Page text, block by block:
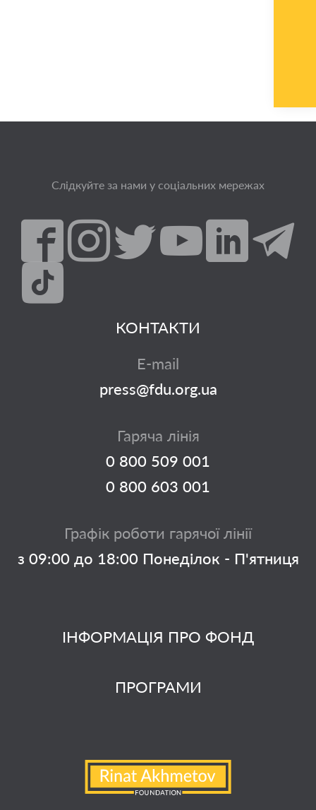
Слідкуйте за нами у соціальних мережах
ІНФОРМАЦІЯ ПРО ФОНД
ПРОГРАМИ
КОНТАКТИ
E-mail
press@fdu.org.ua
Гаряча лінія
0 800 509 001
0 800 603 001
Графік роботи гарячої лінії
з 09:00 до 18:00 Понеділок - П'ятниця